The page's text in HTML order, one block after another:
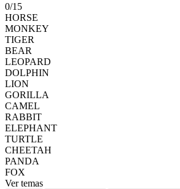
0/15
HORSE
MONKEY
TIGER
BEAR
LEOPARD
DOLPHIN
LION
GORILLA
CAMEL
RABBIT
ELEPHANT
TURTLE
CHEETAH
PANDA
FOX
Ver temas